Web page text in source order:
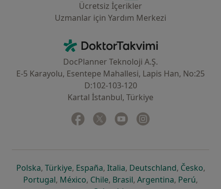
Ücretsiz İçerikler
Uzmanlar için Yardım Merkezi
DoktorTakvimi - Ana Sayfa
DocPlanner Teknoloji A.Ş.
E-5 Karayolu, Esentepe Mahallesi, Lapis Han, No:25
D:102-103-120
Kartal İstanbul, Türkiye
Facebook
yeni bir sekmede açılır
Twitter
yeni bir sekmede açılır
Youtube
yeni bir sekmede açılır
Polskayeni bir sekmede açılır
, Türkiyeyeni bir sekmede açılır
, Españayeni bir sekmede açılır
, Italiayeni bir sekmede açılır
, Deutschlandyeni bir
, Českoyeni
,
Portugalyeni bir sekmede açılır
, Méxicoyeni bir sekmede açılır
, Chileyeni bir sekmede açılır
, Brasilyeni bir sekmede açılır
, Argentinayeni bir
, Perúyeni
,